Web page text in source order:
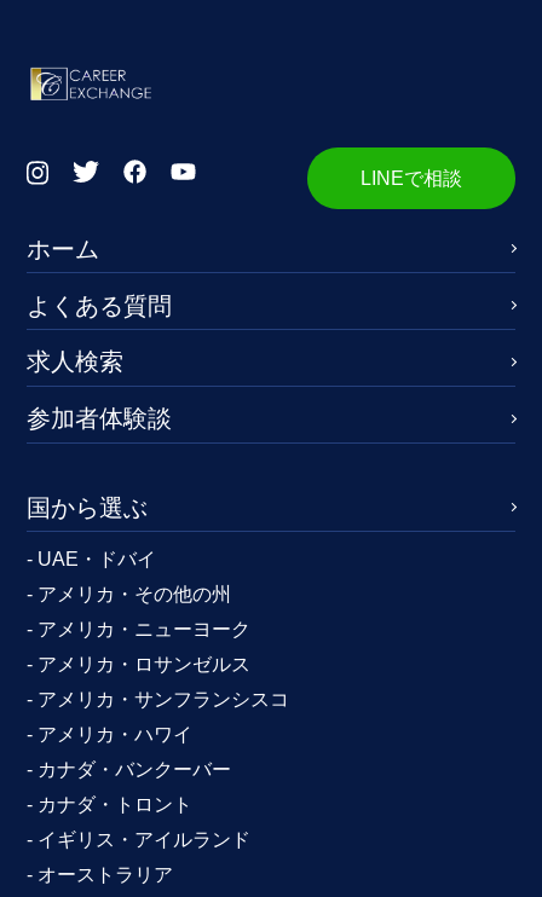
LINEで相談
ホーム
よくある質問
求人検索
参加者体験談
国から選ぶ
- UAE・ドバイ
- アメリカ・その他の州
- アメリカ・ニューヨーク
- アメリカ・ロサンゼルス
- アメリカ・サンフランシスコ
- アメリカ・ハワイ
- カナダ・バンクーバー
- カナダ・トロント
- イギリス・アイルランド
- オーストラリア